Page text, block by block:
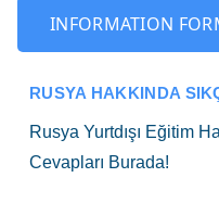
INFORMATION
RUSYA HAKKINDA
Rusya Yurtdışı Eğitim
Cevapları Burada!